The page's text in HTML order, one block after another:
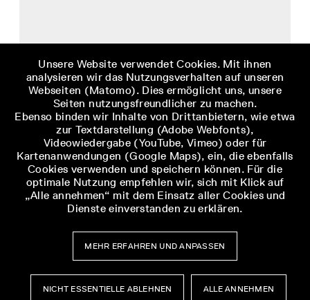
Unsere Website verwendet Cookies. Mit ihnen
analysieren wir das Nutzungsverhalten auf unseren
Webseiten (Matomo). Dies ermöglicht uns, unsere
Seiten nutzungsfreundlicher zu machen.
Ebenso binden wir Inhalte von Drittanbietern, wie etwa
zur Textdarstellung (Adobe Webfonts),
Videowiedergabe (YouTube, Vimeo) oder für
Kartenanwendungen (Google Maps), ein, die ebenfalls
Cookies verwenden und speichern können. Für die
optimale Nutzung empfehlen wir, sich mit Klick auf
„Alle annehmen“ mit dem Einsatz aller Cookies und
Dienste einverstanden zu erklären.
MEHR ERFAHREN UND ANPASSEN
NICHT ESSENTIELLE ABLEHNEN ALLE ANNEHMEN
ENGAGEMENT
KZ MITTELBAU-DORA